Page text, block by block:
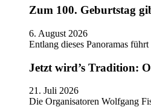
Zum 100. Geburtstag
6. August 2026
Entlang dieses Panoramas
Jetzt wird’s Tradition:
21. Juli 2026
Die Organisatoren Wolfgang